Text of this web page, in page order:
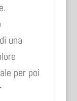
una
per poi